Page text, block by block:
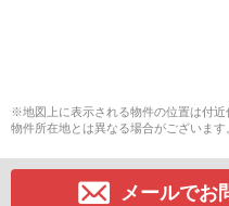
※地図上に表示される物件の位置は付
物件所在地とは異なる場合がございます
メールでお